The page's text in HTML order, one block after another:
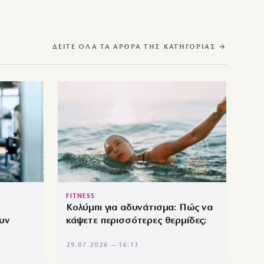
ΔΕΊΤΕ ΌΛΑ ΤΑ ΆΡΘΡΑ ΤΗΣ ΚΑΤΗΓΟΡΊΑΣ →
FITNESS
Κολύμπι για αδυνάτισμα: Πώς να
κάψετε περισσότερες θερμίδες;
29.07.2026 — 16:13